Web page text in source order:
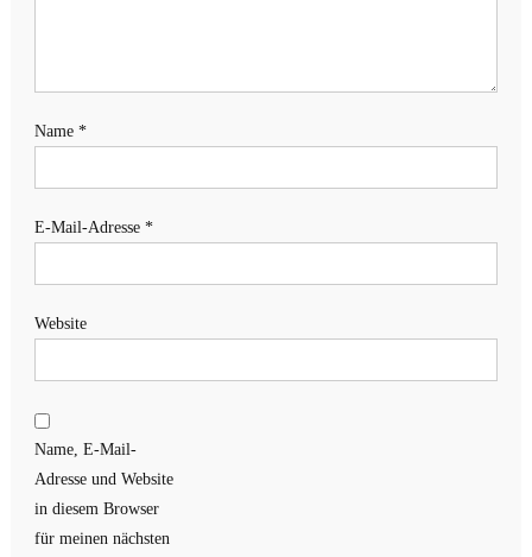
Name *
E-Mail-Adresse *
Website
Name, E-Mail-
Adresse und Website
in diesem Browser
für meinen nächsten